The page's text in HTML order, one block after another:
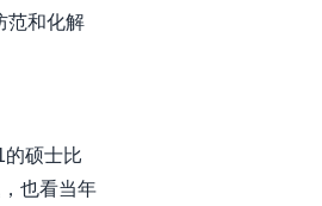
范和化解
的硕士比
也看当年